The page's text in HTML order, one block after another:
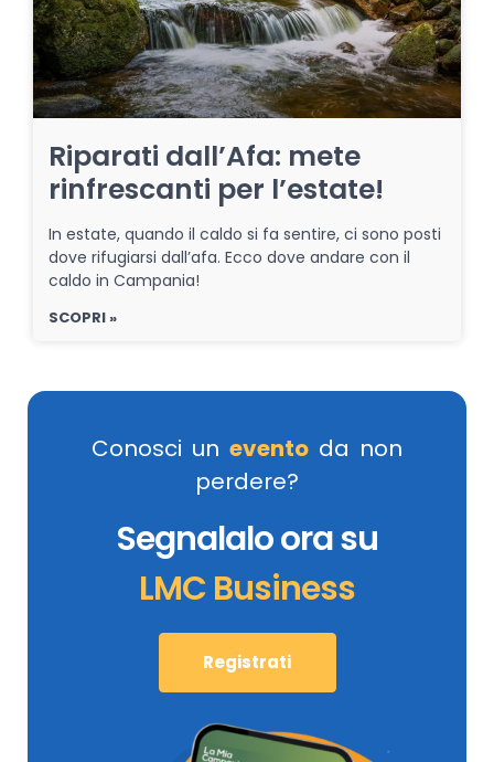
Riparati dall’Afa: mete
rinfrescanti per l’estate!
In estate, quando il caldo si fa sentire, ci sono posti
dove rifugiarsi dall’afa. Ecco dove andare con il
caldo in Campania!
SCOPRI »
Conosci un evento da non
perdere?
Segnalalo ora su
LMC Business
Registrati